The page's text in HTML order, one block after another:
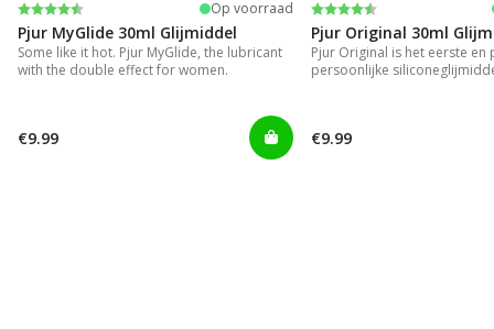
Beoordeling:
4.2 uit 5 sterren Op voorraad
Pjur MyGlide 30ml Glijmiddel
Some like it hot. Pjur MyGlide, the lubricant
with the double effect for women.
€9.99
Beoordeling:
4.2 uit 5 sterren
Pjur Original 30ml
Pjur Original is het eerste en
persoonlijke
€9.99